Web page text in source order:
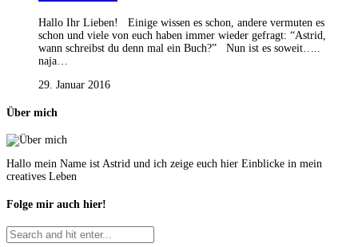
Hallo Ihr Lieben! Einige wissen es schon, andere vermuten es
schon und viele von euch haben immer wieder gefragt: “Astrid,
wann schreibst du denn mal ein Buch?” Nun ist es soweit…..
naja…
29. Januar 2016
Über mich
Hallo mein Name ist Astrid und ich zeige euch hier Einblicke in mein
creatives Leben
Folge mir auch hier!